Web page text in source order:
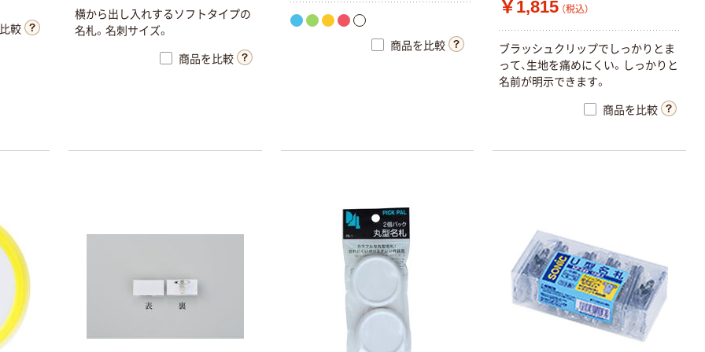
較
横から出し入れするソフトタイプの
名札。名刺サイズ。
商品を比較
商品を比較
￥1,815 （税込）
ブラッシュクリップでしっかりとま
って、生地を痛めにくい。しっかりと
名前が明示できます。
商品を比較